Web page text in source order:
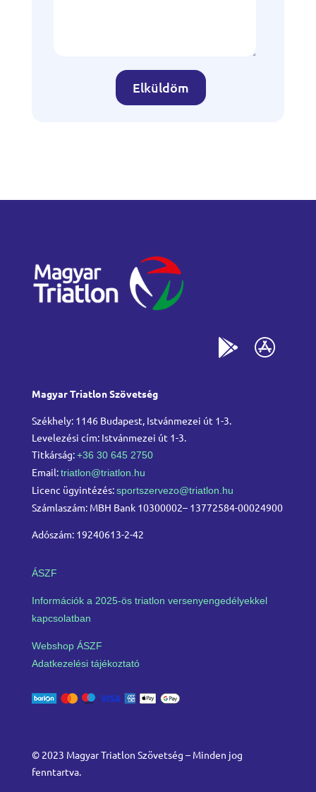
Elküldöm
Magyar Triatlon Szövetség
Székhely: 1146 Budapest, Istvánmezei út 1-3.
Levelezési cím: Istvánmezei út 1-3.
Titkárság:+36 30 645 2750
Email:triatlon@triatlon.hu
Licenc ügyintézés:sportszervezo@triatlon.hu
Számlaszám: MBH Bank 10300002– 13772584-00024900
Adószám: 19240613-2-42
ÁSZF
Információk a 2025-ös triatlon versenyengedélyekkel
kapcsolatban
Webshop ÁSZF
Adatkezelési tájékoztató
© 2023 Magyar Triatlon Szövetség – Minden jog
fenntartva.